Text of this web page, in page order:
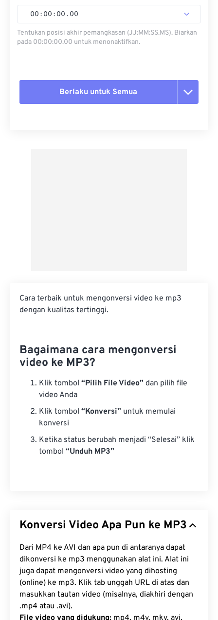
00 : 00 : 00 . 00
Tentukan posisi akhir pemangkasan (JJ:MM:SS.MS). Biarkan
pada 00:00:00.00 untuk menonaktifkan.
Berlaku untuk Semua
Cara terbaik untuk mengonversi video ke mp3
dengan kualitas tertinggi.
Bagaimana cara mengonversi
video ke MP3?
Klik tombol “Pilih File Video” dan pilih file
video Anda
Klik tombol “Konversi” untuk memulai
konversi
Ketika status berubah menjadi “Selesai” klik
tombol “Unduh MP3”
Konversi Video Apa Pun ke MP3
Dari MP4 ke AVI dan apa pun di antaranya dapat
dikonversi ke mp3 menggunakan alat ini. Alat ini
juga dapat mengonversi video yang dihosting
(online) ke mp3. Klik tab unggah URL di atas dan
masukkan tautan video (misalnya, diakhiri dengan
.mp4 atau .avi).